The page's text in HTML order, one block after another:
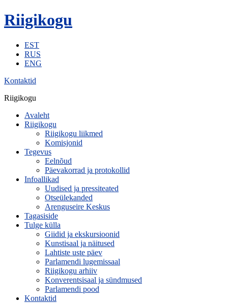
Riigikogu
EST
RUS
ENG
Kontaktid
Riigikogu
Avaleht
Riigikogu
Riigikogu liikmed
Komisjonid
Tegevus
Eelnõud
Päevakorrad ja protokollid
Infoallikad
Uudised ja pressiteated
Otseülekanded
Arenguseire Keskus
Tagasiside
Tulge külla
Giidid ja ekskursioonid
Kunstisaal ja näitused
Lahtiste uste päev
Parlamendi lugemissaal
Riigikogu arhiiv
Konverentsisaal ja sündmused
Parlamendi pood
Kontaktid